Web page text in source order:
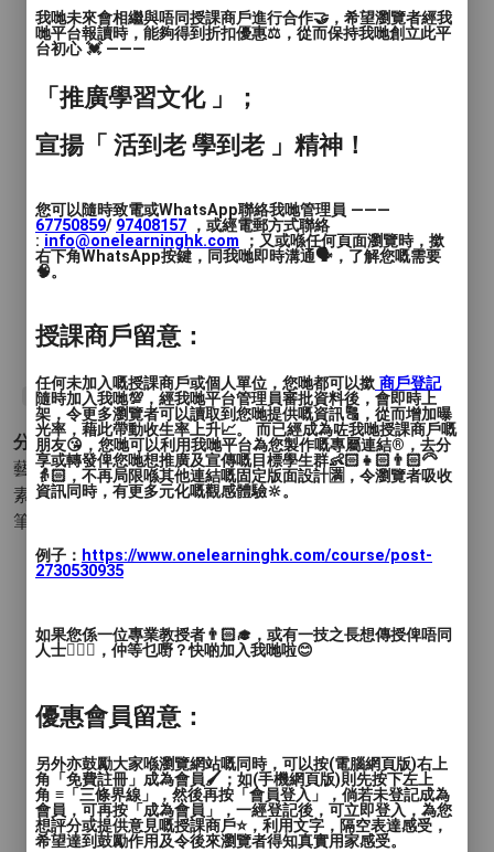
We provide classes for kids/adults, art &
wine seasons, workshops, art party for
#lamaisondarthk
分類 :
藝術與設計 - 繪畫- 和諧粉彩 流體畫 木顏色畫 酒精墨水畫
素描 油畫 水彩畫 水墨畫 粉彩畫 水粉畫 丙烯畫(塑膠彩) 蠟
筆畫 其他 (繪畫)
我哋未來會相繼與唔同授課商戶進行合作🤝，希望瀏覽者經我
哋平台報讀時，能夠得到折扣優惠⚖️，從而保持我哋創立此平
台初心 💓 ———
「推廣學習文化 」；
宣揚「 活到老 學到老 」精神！
您可以隨時致電或WhatsApp聯絡我哋管理員 ———
67750859/ 97408157 ，或經電郵方式聯絡
: info@onelearninghk.com ；又或喺任何頁面瀏覽時，撳
右下角WhatsApp按鍵，同我哋即時溝通🗣️，了解您嘅需要
🧠。
授課商戶留意：
任何未加入嘅授課商戶或個人單位，您哋都可以撳 商戶登記
隨時加入我哋💯，經我哋平台管理員審批資料後，會即時上
架，令更多瀏覽者可以讀取到您哋提供嘅資訊🔠，從而增加曝
光率，藉此帶動收生率上升📈。 而已經成為咗我哋授課商戶嘅
朋友😘，您哋可以利用我哋平台為您製作嘅專屬連結®️，去分
享或轉發俾您哋想推廣及宣傳嘅目標學生群👶🏻👧🏻👨🏻‍🦳
👵🏻，不再局限喺其他連結嘅固定版面設計🈵，令瀏覽者吸收
資訊同時，有更多元化嘅觀感體驗🔆。
例子： https://www.onelearninghk.com/course/post-
2730530935
如果您係一位專業教授者👨🏻‍🎓，或有一技之長想傳授俾唔同
人士🙋🏻‍♂️，仲等乜嘢？快啲加入我哋啦😊
優惠會員留意：
另外亦鼓勵大家喺瀏覽網站嘅同時，可以按(電腦網頁版)右上
角「免費註冊」成為會員🖌️；如(手機網頁版)則先按下左上
角 ≡「三條界線」，然後再按「會員登入」，倘若未登記成為
會員，可再按「成為會員」，一經登記後，可立即登入，為您
想評分或提供意見嘅授課商戶⭐️，利用文字，隔空表達感受，
希望達到鼓勵作用及令後來瀏覽者得知真實用家感受。